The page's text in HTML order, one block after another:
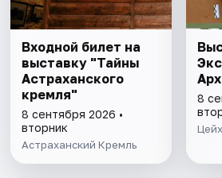
Входной билет на
выставку "Тайны
Астраханского
кремля"
8 сентября 2026 •
вторник
Астраханский Кремль
8